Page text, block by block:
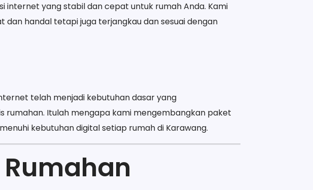
internet yang stabil dan cepat untuk rumah Anda. Kami
handal tetapi juga terjangkau dan sesuai dengan
telah menjadi kebutuhan dasar yang
rumahan. Itulah mengapa kami mengembangkan paket
kebutuhan digital setiap rumah di Karawang.